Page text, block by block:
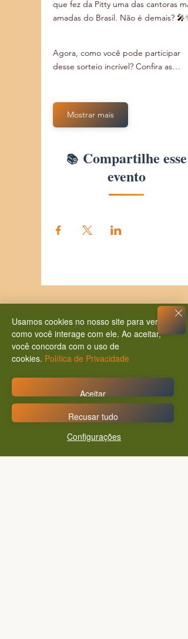
que fez da Pitty uma das cantoras
amadas do Brasil. Não é demais? 🎤✨
Agora, como você pode participar
desse sorteio incrível? Confira as…
Mostrar mais
Compartilhe esse
evento
Usamos cookies no nosso site para ver
como você interage com ele. Ao aceitar,
você concorda com o uso de
cookies. Política de Privacidade
Configurações
Recusar tudo
Aceitar